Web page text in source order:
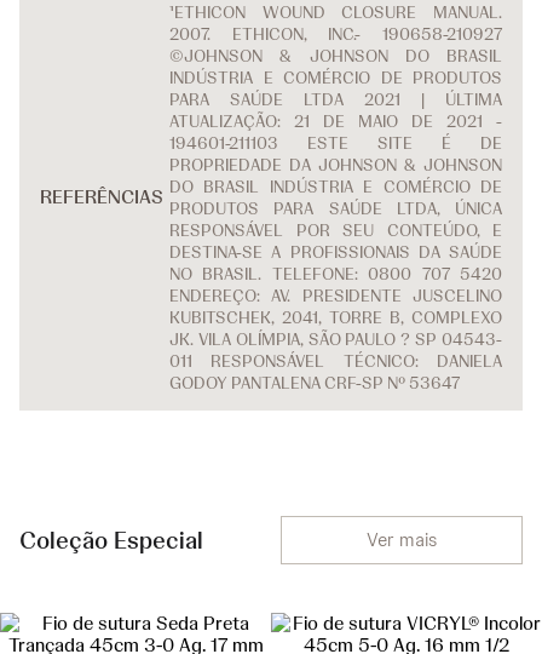
REFERÊNCIAS
¹ETHICON WOUND CLOSURE MANUAL.
2007. ETHICON, INC.- 190658-210927
©JOHNSON & JOHNSON DO BRASIL
INDÚSTRIA E COMÉRCIO DE PRODUTOS
PARA SAÚDE LTDA 2021 | ÚLTIMA
ATUALIZAÇÃO: 21 DE MAIO DE 2021 -
194601-211103 ESTE SITE É DE
PROPRIEDADE DA JOHNSON & JOHNSON
DO BRASIL INDÚSTRIA E COMÉRCIO DE
PRODUTOS PARA SAÚDE LTDA, ÚNICA
RESPONSÁVEL POR SEU CONTEÚDO, E
DESTINA-SE A PROFISSIONAIS DA SAÚDE
NO BRASIL. TELEFONE: 0800 707 5420
ENDEREÇO: AV. PRESIDENTE JUSCELINO
KUBITSCHEK, 2041, TORRE B, COMPLEXO
JK. VILA OLÍMPIA, SÃO PAULO ? SP 04543-
011 RESPONSÁVEL TÉCNICO: DANIELA
GODOY PANTALENA CRF-SP Nº 53647
Coleção Especial Ver mais